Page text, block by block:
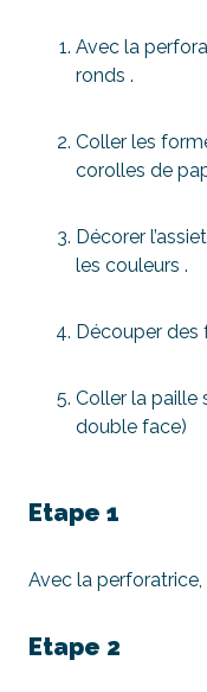
Avec la
ronds .
Coller les
corolles de
Décorer
les couleurs .
Découper des
Coller la paille
double face)
Etape 1
Avec la
Etape 2